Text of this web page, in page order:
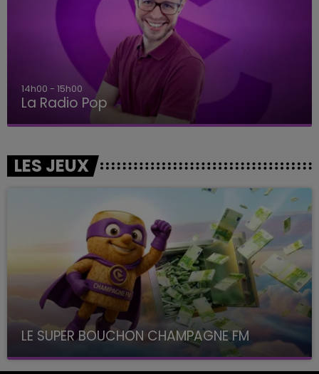
14h00 - 15h00
La Radio Pop
LES JEUX
LE SUPER BOUCHON CHAMPAGNE FM
avec La Famille Champagne FM, à 8H10